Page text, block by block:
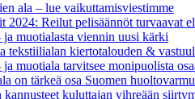
ala – lue vaikuttamis­viestimme
2024: Reilut pelisäännöt turvaavat
muotialasta viennin uusi kärki
tekstiilialan kiertotalouden &
muotiala tarvitsee monipuolista
on tärkeä osa Suomen
kannusteet kuluttajan vihreään